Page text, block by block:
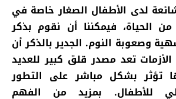
لدى الأطفال الصغار خاصة في
الحياة، فيمكننا أن نقوم بذكر
وصعوبة النوم. الجدير بالذكر أن
تعد مصدر قلق كبير للعديد
تؤثر بشكل مباشر على التطور
للأطفال. بمزيد من الفهم